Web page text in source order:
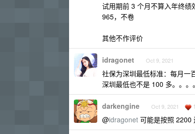
试用期前 3 个月不算入年终绩
965，不卷
其他不作评价
idragonet Oct 9, 2021
社保为深圳最低标准：每月一
深圳最低也不是 100 多。。。。
darkengine Oct 9, 2021 1
@idragonet 可能是按照 2200